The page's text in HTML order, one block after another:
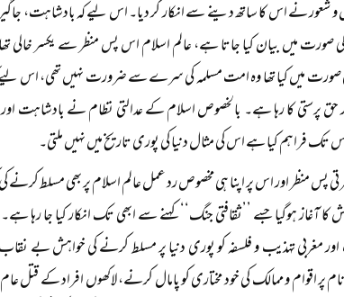
و شعور نے اس کا ساتھ دینے سے انکار کر دیا۔ اس لیے کہ بادشاہت،
کی صورت میں بیان کیا جاتا ہے، عالم اسلام اس پس منظر سے یکسر
میں کیا تھا وہ امت مسلمہ کی سرے سے ضرورت نہیں تھی، اس لیے
پرستی کا رہا ہے۔ بالخصوص اسلام کے عدالتی نظام نے بادشاہت
تک فراہم کیا ہے اس کی مثال دنیا کی پوری تاریخ میں نہیں ملتی۔
پس منظر اور اس پر اپنا ہی مخصوص رد عمل عالم اسلام پر بھی مسلط
آغاز ہوگیا جسے ’’ثقافتی جنگ‘‘ کہنے سے ابھی تک انکار کیا جا رہا
مغربی تہذیب و فلسفہ کو پوری دنیا پر مسلط کرنے کی خواہش بے
اقوام و ممالک کی خود مختاری کو پامال کرنے، لاکھوں افراد کے